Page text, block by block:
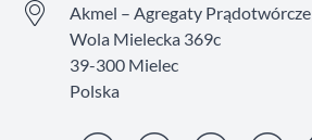
Akmel – Agregaty Prądotwórcze
Wola Mielecka 369c
39-300 Mielec
Polska